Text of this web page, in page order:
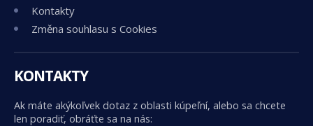
Kontakty
Změna souhlasu s Cookies
KONTAKTY
Ak máte akýkoľvek dotaz z oblasti kúpeľní, alebo sa chcete
len poradiť, obráťte sa na nás: